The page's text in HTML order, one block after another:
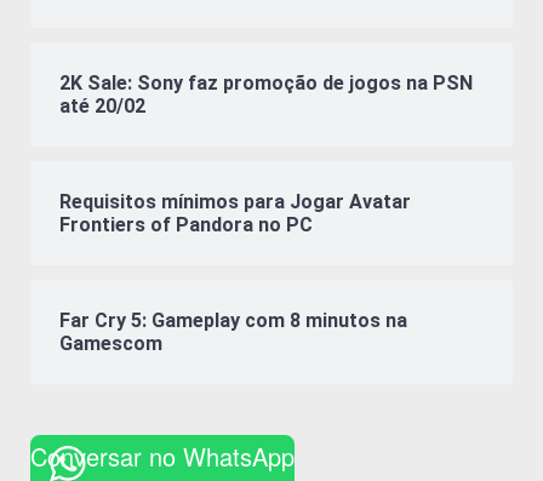
2K Sale: Sony faz promoção de jogos na PSN
até 20/02
Requisitos mínimos para Jogar Avatar
Frontiers of Pandora no PC
Far Cry 5: Gameplay com 8 minutos na
Gamescom
Conversar no WhatsApp